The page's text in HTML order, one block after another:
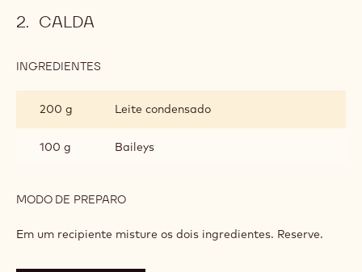
CALDA
INGREDIENTES
200 g
Leite condensado
100 g Baileys
MODO DE PREPARO
Em um recipiente misture os dois ingredientes. Reserve.